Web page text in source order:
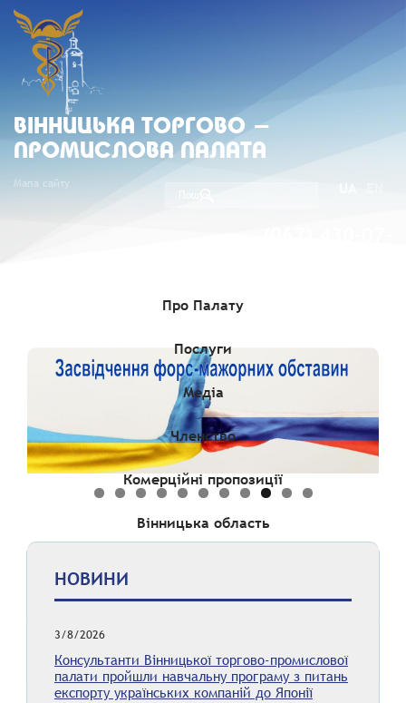
ВIННИЦЬКА ТОРГОВО -
ПРОМИСЛОВА ПАЛАТА
Мапа сайту
Про Палату
Послуги
Медіа
Членство
Комерційні пропозиції
Вінницька область
НОВИНИ
3/8/2026
Консультанти Вінницької торгово-промислової
палати пройшли навчальну програму з питань
експорту українських компаній до Японії